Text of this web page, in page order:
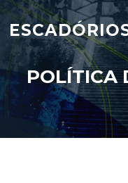
Saltar
para
conteúdo
POLÍTICA